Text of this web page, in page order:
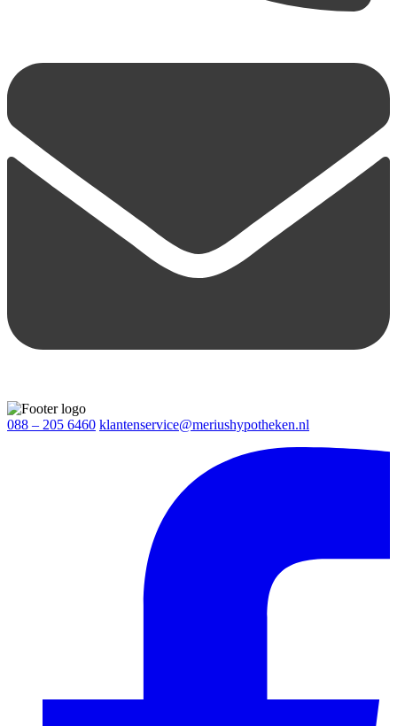
088 – 205 6460 klantenservice@meriushypotheken.nl